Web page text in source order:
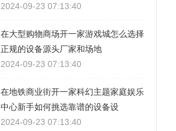
2024-09-23 07:13:40
在大型购物商场开一家游戏城怎么选择
正规的设备源头厂家和场地
2024-09-23 07:13:40
在地铁商业街开一家科幻主题家庭娱乐
中心新手如何挑选靠谱的设备设
2024-09-23 07:13:40